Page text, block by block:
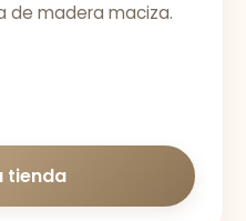
de madera maciza.
tienda